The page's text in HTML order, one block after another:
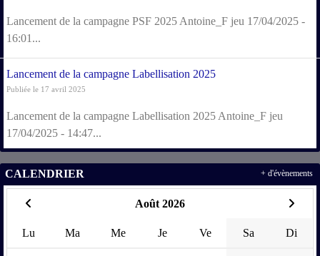
Lancement de la campagne PSF 2025 Antoine_F jeu 17/04/2025 -
16:01...
Lancement de la campagne Labellisation 2025
Publiée le 17 avril 2025
Lancement de la campagne Labellisation 2025 Antoine_F jeu
17/04/2025 - 14:47...
CALENDRIER
Août 2026
Lu Ma Me Je Ve Sa Di
+ d'évènements